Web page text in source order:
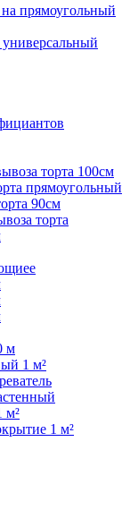
прямоугольный
универсальный
торта 100см
прямоугольный
90см
торта
м
1 м²
м²
1 м²